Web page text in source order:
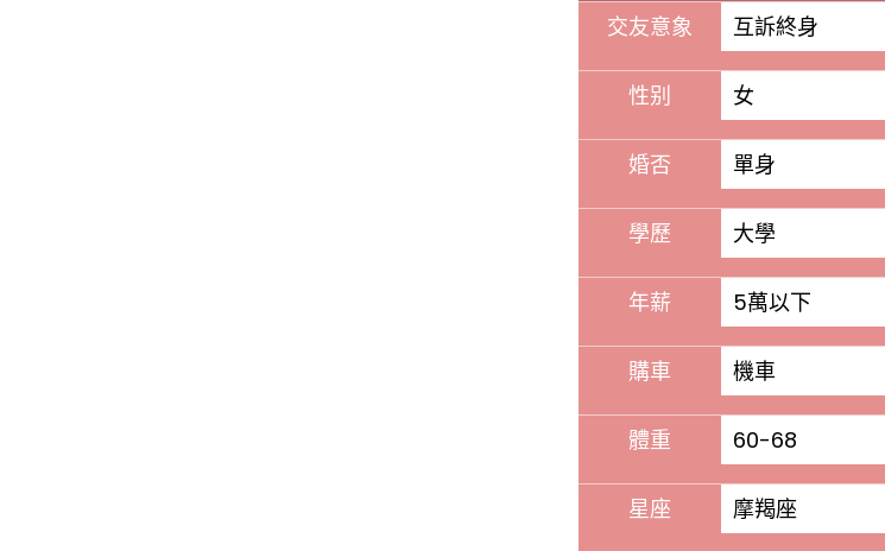
交友意象 互訴終身
性别 女
婚否 單身
學歷 大學
年薪 5萬以下
購車 機車
體重 60-68
星座 摩羯座